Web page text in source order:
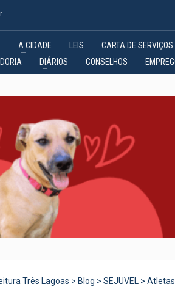
A CIDADE LEIS CARTA DE SERVIÇOS
DIÁRIOS CONSELHOS
Três Lagoas > Blog > SEJUVEL >